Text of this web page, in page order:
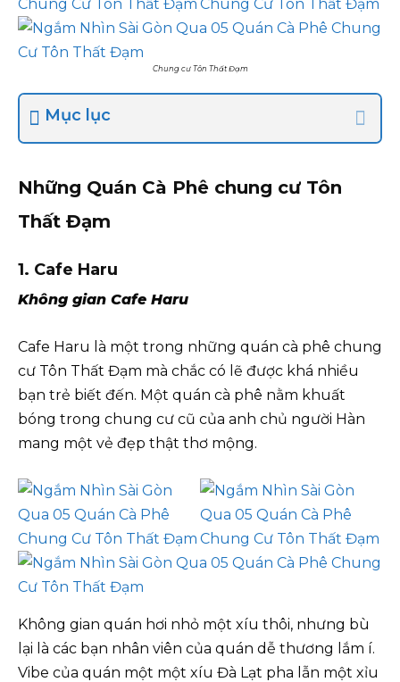
Chung cư Tôn Thất Đạm
Mục lục
Những Quán Cà Phê chung cư Tôn
Thất Đạm
1. Cafe Haru
Không gian Cafe Haru
Cafe Haru là một trong những quán cà phê chung
cư Tôn Thất Đạm mà chắc có lẽ được khá nhiều
bạn trẻ biết đến. Một quán cà phê nằm khuất
bóng trong chung cư cũ của anh chủ người Hàn
mang một vẻ đẹp thật thơ mộng.
Không gian quán hơi nhỏ một xíu thôi, nhưng bù
lại là các bạn nhân viên của quán dễ thương lắm í.
Vibe của quán một một xíu Đà Lạt pha lẫn một xỉu